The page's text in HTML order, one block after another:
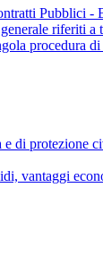
Pubblici -
riferiti a
procedura
e di protezione
vantaggi